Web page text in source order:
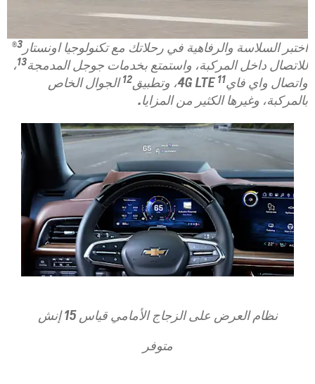
اختبر السلاسة والرفاهية في رحلاتك مع تكنولوجيا اونستار 3
®
للاتصال داخل المركبة، واستمتع بخدمات جوجل المدمجة13،
واتصال واي فاي11 4G LTE، وتطبيق 12الجوال الخاص
بالمركبة، وغيرها الكثير من المزايا.
نظام العرض على الزجاج الأمامي قياس 15 إنش
متوفر